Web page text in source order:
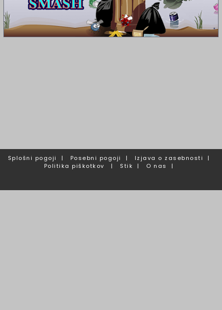
Splošni pogoji | Posebni pogoji | Izjava o zasebnosti
|
Politika piškotkov
| Stik | O nas |